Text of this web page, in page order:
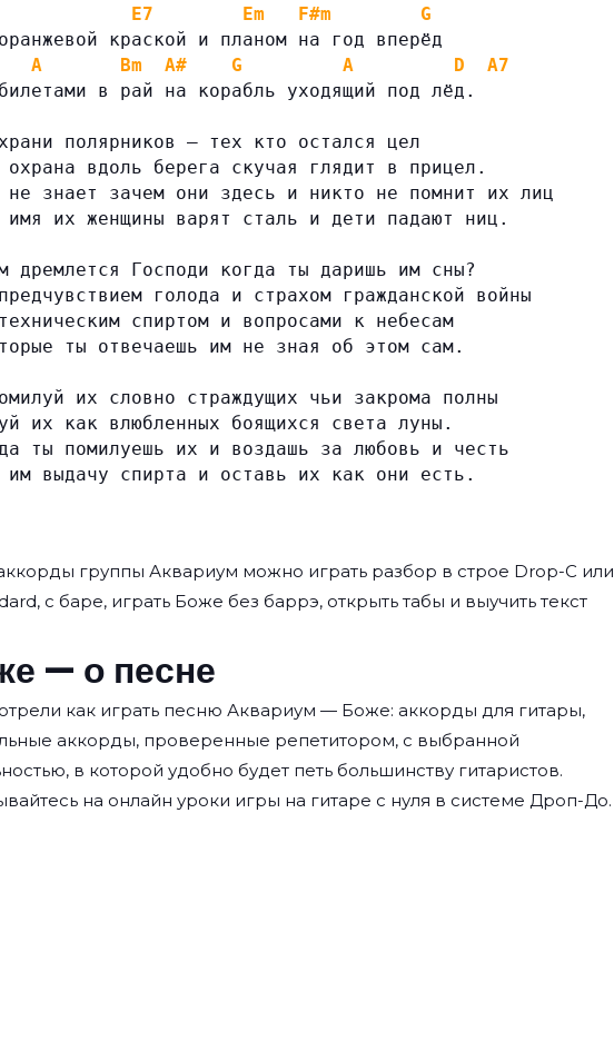
E7 Em F#m
G
краской и планом на год вперёд
A Bm A# G A D
A7
в рай на корабль уходящий под лёд.
полярников — тех кто остался цел
охрана вдоль берега скучая глядит в прицел.
не знает зачем они здесь и никто не помнит их лиц
имя их женщины варят сталь и дети падают ниц.
дремлется Господи когда ты даришь им сны?
голода и страхом гражданской войны
спиртом и вопросами к небесам
ты отвечаешь им не зная об этом сам.
их словно страждущих чьи закрома полны
их как влюбленных боящихся света луны.
ты помилуешь их и воздашь за любовь и честь
им выдачу спирта и оставь их как они есть.
группы Аквариум можно играть разбор в строе Drop-C или
с баре, играть Боже без баррэ, открыть табы и выучить текст
— о песне
как играть песню Аквариум — Боже: аккорды для гитары,
аккорды, проверенные репетитором, с выбранной
в которой удобно будет петь большинству гитаристов.
на онлайн уроки игры на гитаре с нуля в системе Дроп-До.